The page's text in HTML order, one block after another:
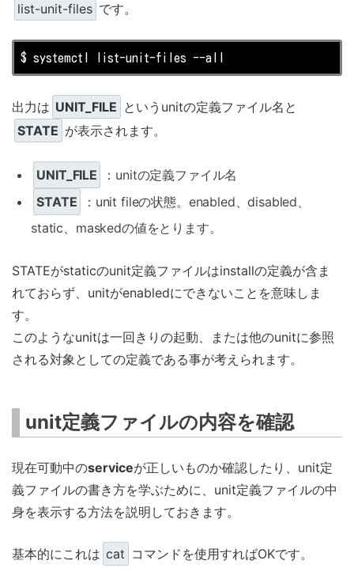
list-unit-files です。
$ systemctl list-unit-files --all
出力は UNIT_FILE というunitの定義ファイル名と
STATE が表示されます。
UNIT_FILE
：unitの定義ファイル名
STATE
：unit fileの状態。enabled、disabled、
static、maskedの値をとります。
STATEがstaticのunit定義ファイルはinstallの定義が含ま
れておらず、unitがenabledにできないことを意味しま
す。
このようなunitは一回きりの起動、または他のunitに参照
される対象としての定義である事が考えられます。
unit定義ファイルの内容を確認
現在可動中のserviceが正しいものか確認したり、unit定
義ファイルの書き方を学ぶために、unit定義ファイルの中
身を表示する方法を説明しておきます。
基本的にこれは cat コマンドを使用すればOKです。